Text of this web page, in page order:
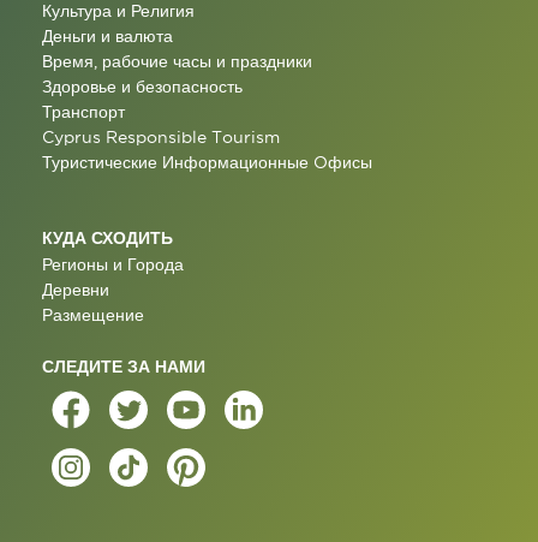
Культура и Религия
Деньги и валюта
Время, рабочие часы и праздники
Здоровье и безопасность
Транспорт
Cyprus Responsible Tourism
Туристические Информационные Oфисы
КУДА СХОДИТЬ
Регионы и Города
Деревни
Размещение
СЛЕДИТЕ ЗА НАМИ